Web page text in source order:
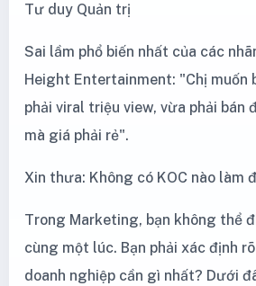
Tư duy Quản trị
Sai lầm phổ biến nhất của các
Height Entertainment: "Chị muốn
phải viral triệu view, vừa phải bán
mà giá phải rẻ".
Xin thưa: Không có KOC nào làm
Trong Marketing, bạn không thể
cùng một lúc. Bạn phải xác định
doanh nghiệp cần gì nhất? Dưới